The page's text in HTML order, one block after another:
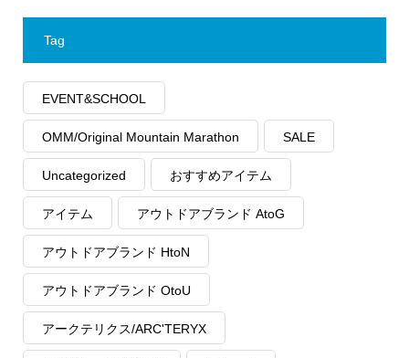
Tag
EVENT&SCHOOL
OMM/Original Mountain Marathon SALE
Uncategorized おすすめアイテム
アイテム アウトドアブランド AtoG
アウトドアブランド HtoN
アウトドアブランド OtoU
アークテリクス/ARC'TERYX